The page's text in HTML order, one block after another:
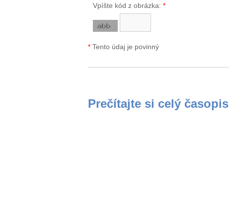
Vpíšte kód z obrázka: *
* Tento údaj je povinný
Prečítajte si celý časopis